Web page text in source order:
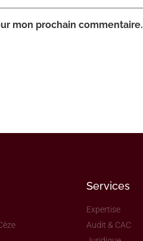
mon prochain commentaire.
Services
Expertise
Audit & CAC